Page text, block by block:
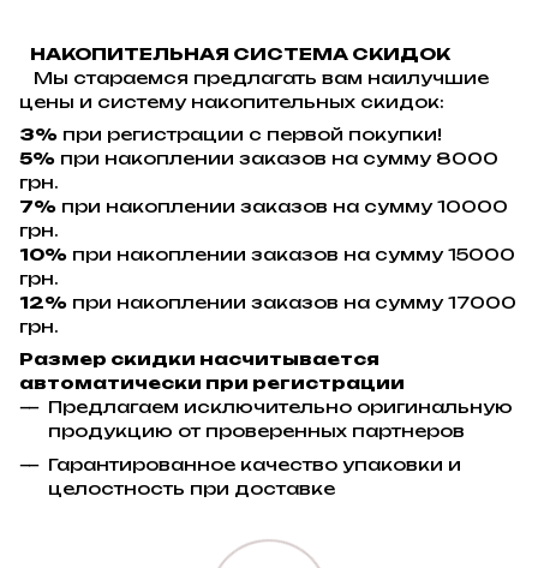
НАКОПИТЕЛЬНАЯ СИСТЕМА СКИДОК
Мы стараемся предлагать вам наилучшие
цены и систему накопительных скидок:
3% при регистрации с первой покупки!
5% при накоплении заказов на сумму 8000
грн.
7% при накоплении заказов на сумму 10000
грн.
10% при накоплении заказов на сумму 15000
грн.
12% при накоплении заказов на сумму 17000
грн.
Размер скидки насчитывается
автоматически при регистрации
Предлагаем исключительно оригинальную
продукцию от проверенных партнеров
Гарантированное качество упаковки и
целостность при доставке